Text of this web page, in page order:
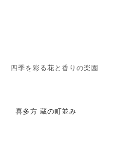
四季を彩る花と香りの楽園
喜多方 蔵の町並み